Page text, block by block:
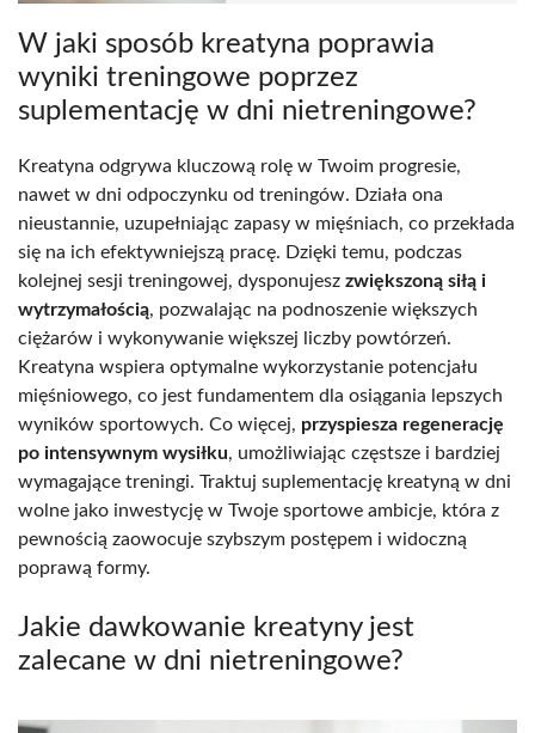
W jaki sposób kreatyna poprawia
wyniki treningowe poprzez
suplementację w dni nietreningowe?
Kreatyna odgrywa kluczową rolę w Twoim progresie,
nawet w dni odpoczynku od treningów. Działa ona
nieustannie, uzupełniając zapasy w mięśniach, co przekłada
się na ich efektywniejszą pracę. Dzięki temu, podczas
kolejnej sesji treningowej, dysponujesz zwiększoną siłą i
wytrzymałością, pozwalając na podnoszenie większych
ciężarów i wykonywanie większej liczby powtórzeń.
Kreatyna wspiera optymalne wykorzystanie potencjału
mięśniowego, co jest fundamentem dla osiągania lepszych
wyników sportowych. Co więcej, przyspiesza regenerację
po intensywnym wysiłku, umożliwiając częstsze i bardziej
wymagające treningi. Traktuj suplementację kreatyną w dni
wolne jako inwestycję w Twoje sportowe ambicje, która z
pewnością zaowocuje szybszym postępem i widoczną
poprawą formy.
Jakie dawkowanie kreatyny jest
zalecane w dni nietreningowe?